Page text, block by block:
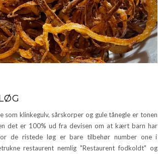
som klinkegulv, sårskorper og gule tånegle er tonen
det er 100% ud fra devisen om at kært barn har
de ristede løg er bare tilbehør number one i
restaurent nemlig "Restaurent fodkoldt" og